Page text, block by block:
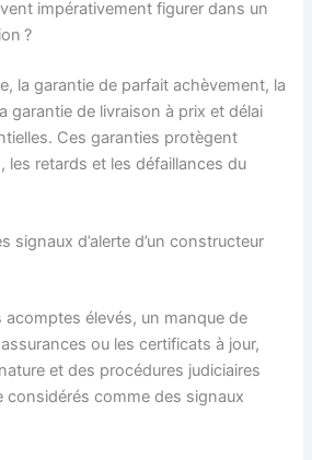
impérativement figurer dans un
?
la garantie de parfait achèvement, la
garantie de livraison à prix et délai
Ces garanties protègent
les retards et les défaillances du
signaux d’alerte d’un constructeur
élevés, un manque de
ou les certificats à jour,
et des procédures judiciaires
considérés comme des signaux